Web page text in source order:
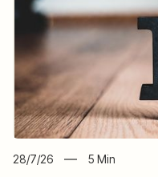
28/7/26 5 Min